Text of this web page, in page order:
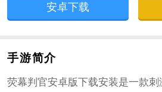
安卓下载
手游简介
荧幕判官安卓版下载安装是一款